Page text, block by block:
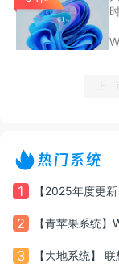
热门系统
1
2 【青苹果系统
3